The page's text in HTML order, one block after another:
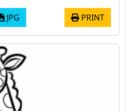
JPG PRINT